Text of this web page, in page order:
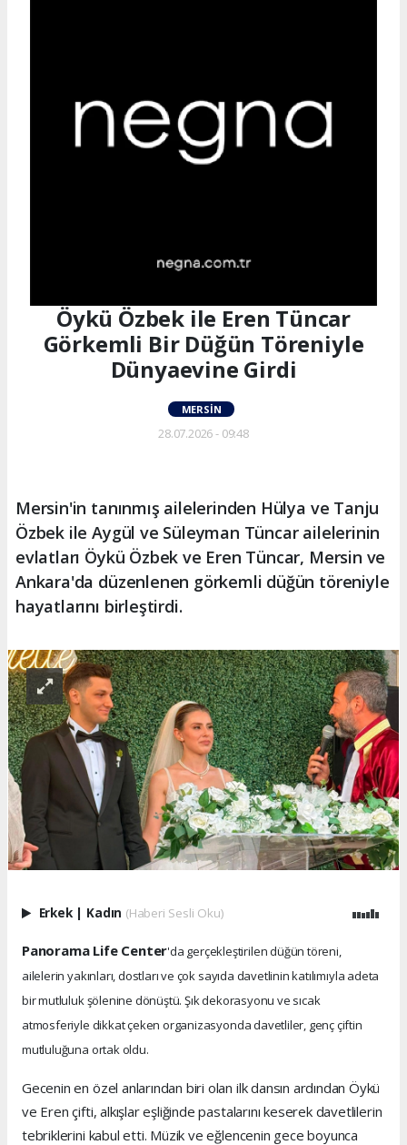
Öykü Özbek ile Eren Tüncar
Görkemli Bir Düğün Töreniyle
Dünyaevine Girdi
MERSIN
28.07.2026 - 09:48
Mersin'in tanınmış ailelerinden Hülya ve Tanju
Özbek ile Aygül ve Süleyman Tüncar ailelerinin
evlatları Öykü Özbek ve Eren Tüncar, Mersin ve
Ankara'da düzenlenen görkemli düğün töreniyle
hayatlarını birleştirdi.
Erkek | Kadın (Haberi Sesli Oku)
Panorama Life Center'da gerçekleştirilen düğün töreni,
ailelerin yakınları, dostları ve çok sayıda davetlinin katılımıyla adeta
bir mutluluk şölenine dönüştü. Şık dekorasyonu ve sıcak
atmosferiyle dikkat çeken organizasyonda davetliler, genç çiftin
mutluluğuna ortak oldu.
Gecenin en özel anlarından biri olan ilk dansın ardından Öykü
ve Eren çifti, alkışlar eşliğinde pastalarını keserek davetlilerin
tebriklerini kabul etti. Müzik ve eğlencenin gece boyunca